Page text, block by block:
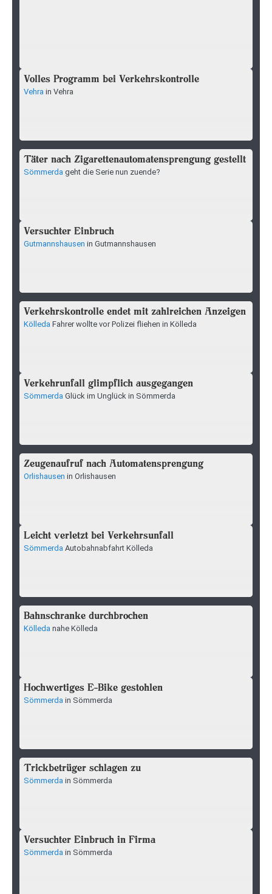
Volles Programm bei Verkehrskontrolle
Vehra in Vehra
Täter nach Zigarettenautomatensprengung gestellt
Sömmerda geht die Serie nun zuende?
Versuchter Einbruch
Gutmannshausen in Gutmannshausen
Verkehrskontrolle endet mit zahlreichen Anzeigen
Kölleda Fahrer wollte vor Polizei fliehen in Kölleda
Verkehrunfall glimpflich ausgegangen
Sömmerda Glück im Unglück in Sömmerda
Zeugenaufruf nach Automatensprengung
Orlishausen in Orlishausen
Leicht verletzt bei Verkehrsunfall
Sömmerda Autobahnabfahrt Kölleda
Bahnschranke durchbrochen
Kölleda nahe Kölleda
Hochwertiges E-Bike gestohlen
Sömmerda in Sömmerda
Trickbetrüger schlagen zu
Sömmerda in Sömmerda
Versuchter Einbruch in Firma
Sömmerda in Sömmerda